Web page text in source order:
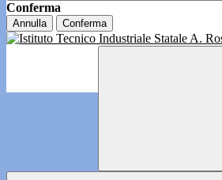
Conferma
Annulla Conferma